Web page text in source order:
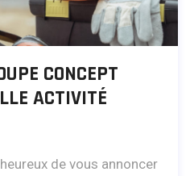
CONCEPT
ACTIVITÉ
de vous annoncer